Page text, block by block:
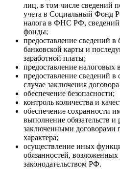
лиц, в том числе сведений
учета в Социальный Фонд
налога в ФНС РФ,
фонды;
предоставление сведений
банковской карты и
заработной платы;
предоставление налоговых
предоставление сведений
случае заключения
обеспечение безопасности;
контроль количества и
обеспечение сохранности
выполнение обязательств и
заключенными договорами
характера;
осуществление иных
обязанностей,
законодательством РФ.